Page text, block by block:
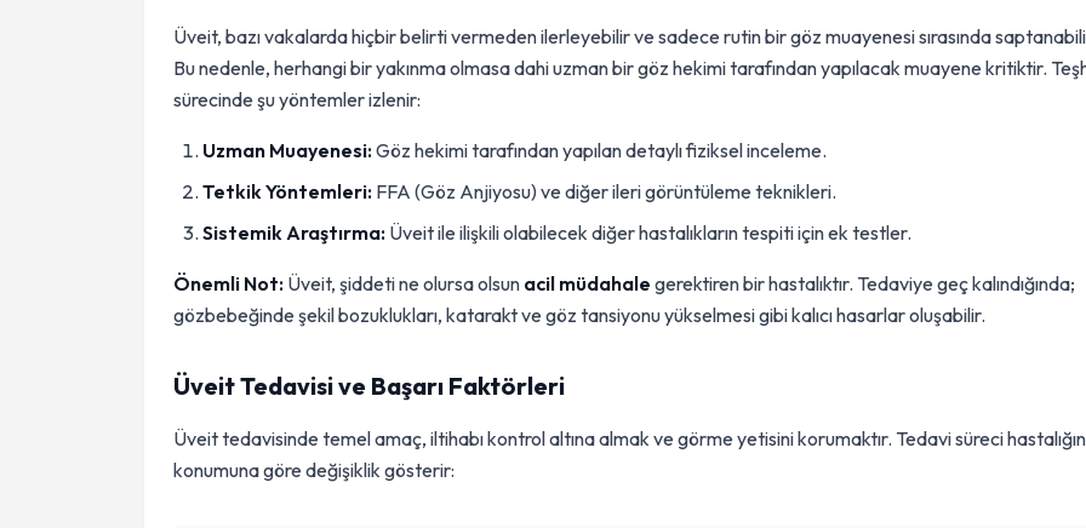
Üveit, bazı vakalarda hiçbir belirti vermeden ilerleyebilir ve sadece rutin bir göz muayenesi sırasında
Bu nedenle, herhangi bir yakınma olmasa dahi uzman bir göz hekimi tarafından yapılacak muayene kritiktir.
sürecinde şu yöntemler izlenir:
Uzman Muayenesi:Göz hekimi tarafından yapılan detaylı fiziksel inceleme.
Tetkik Yöntemleri: FFA (Göz Anjiyosu) ve diğer ileri görüntüleme teknikleri.
Sistemik Araştırma: Üveit ile ilişkili olabilecek diğer hastalıkların tespiti için ek testler.
Önemli Not: Üveit, şiddeti ne olursa olsun acil müdahale gerektiren bir hastalıktır. Tedaviye geç kalındığında;
gözbebeğinde şekil bozuklukları, katarakt ve göz tansiyonu yükselmesi gibi kalıcı hasarlar oluşabilir.
Üveit Tedavisi ve Başarı Faktörleri
Üveit tedavisinde temel amaç, iltihabı kontrol altına almak ve görme yetisini korumaktır. Tedavi süreci hastalığın
konumuna göre değişiklik gösterir: